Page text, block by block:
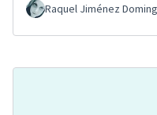
Raquel Jiménez